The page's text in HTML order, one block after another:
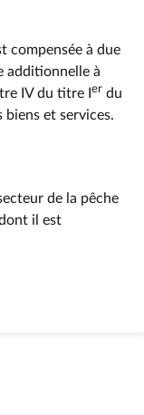
compensée à due
additionnelle à
IV du titre I er du
biens et services.
de la pêche
il est